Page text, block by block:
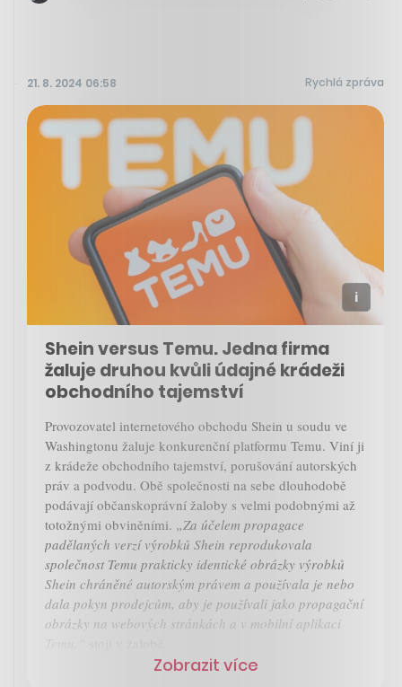
21. 8. 2024 06:58 Rychlá zpráva
Shein versus Temu. Jedna firma
žaluje druhou kvůli údajné krádeži
obchodního tajemství
Provozovatel internetového obchodu Shein u soudu ve
Washingtonu žaluje konkurenční platformu Temu. Viní ji
z krádeže obchodního tajemství, porušování autorských
práv a podvodu. Obě společnosti na sebe dlouhodobě
podávají občanskoprávní žaloby s velmi podobnými až
totožnými obviněními. „Za účelem propagace
padělaných verzí výrobků Shein reprodukovala
společnost Temu prakticky identické obrázky výrobků
Shein chráněné autorským právem a používala je nebo
dala pokyn prodejcům, aby je používali jako propagační
obrázky na webových stránkách a v mobilní aplikaci
Zobrazit více